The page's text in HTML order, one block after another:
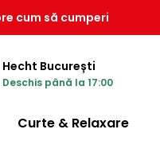
cum să cumperi
Hecht București
Deschis până la 17:00
Curte & Relaxare